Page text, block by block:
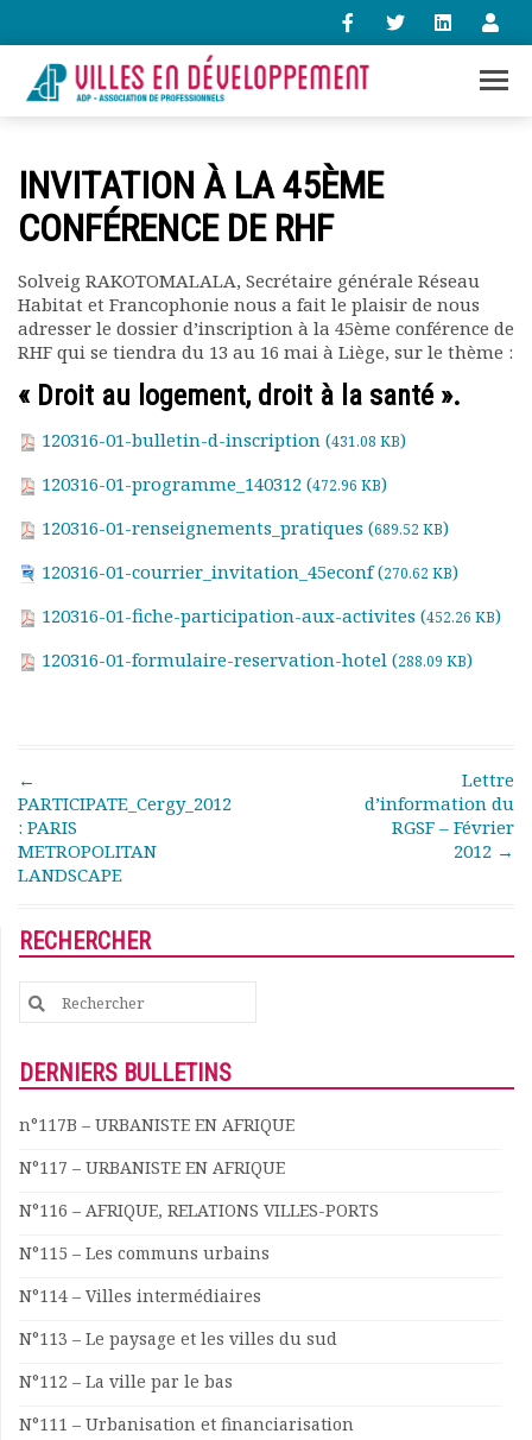
contact@villes-developpement.org
L’association
Qui sommes-nous ?
Présentation vidéo
Le bureau
Statuts de l’association
Vie de l’association
Assemblées générales
Comptes rendus mensuels
Rapports financiers
Nous rejoindre
Le bulletin
Présentation du bulletin
Kiosk
Ressources
Nos actions
Podcast-AdP
Concours vidéo
Matinales
Nos partenaires
Publications et rapports
Documents
Les adhérents
Offres d’emploi
Forum
Nous contacter
INVITATION À LA 45ÈME
CONFÉRENCE DE RHF
Solveig RAKOTOMALALA, Secrétaire générale Réseau
Habitat et Francophonie nous a fait le plaisir de nous
adresser le dossier d’inscription à la 45ème conférence de
RHF qui se tiendra du 13 au 16 mai à Liège, sur le thème :
« Droit au logement, droit à la santé ».
120316-01-bulletin-d-inscription (431.08 KB)
120316-01-programme_140312 (472.96 KB)
120316-01-renseignements_pratiques (689.52 KB)
120316-01-courrier_invitation_45econf (270.62 KB)
120316-01-fiche-participation-aux-activites (452.26 KB)
120316-01-formulaire-reservation-hotel (288.09 KB)
Post navigation
←
PARTICIPATE_Cergy_2012
: PARIS
METROPOLITAN
LANDSCAPE
Lettre
d’information du
RGSF – Février
2012 →
RECHERCHER
Search
for:
DERNIERS BULLETINS
n°117B – URBANISTE EN AFRIQUE
N°117 – URBANISTE EN AFRIQUE
N°116 – AFRIQUE, RELATIONS VILLES-PORTS
N°115 – Les communs urbains
N°114 – Villes intermédiaires
N°113 – Le paysage et les villes du sud
N°112 – La ville par le bas
N°111 – Urbanisation et financiarisation